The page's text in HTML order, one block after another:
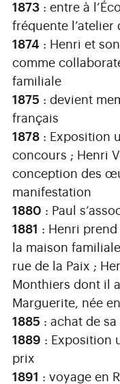
1873: entre à
fréquente l’atelier
1874 : Henri et
comme
familiale
1875 : devient
français
1878: Exposition
concours ; Henri
conception des
manifestation
1880 : Paul
1881 : Henri
la maison
rue de la Paix ;
Monthiers dont il
Marguerite, née
1885 : achat de
1889 : Exposition
prix
1891 : voyage en